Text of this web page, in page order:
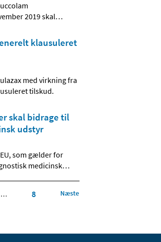
2019 skal…
klausuleret
med virkning fra
tilskud.
skal bidrage til
udstyr
som gælder for
medicinsk…
… 8 Næste